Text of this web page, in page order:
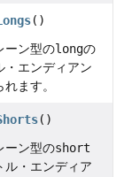
()
ーン型のlongの
・エンディアン
ます。
()
ーン型のshort
ル・エンディア